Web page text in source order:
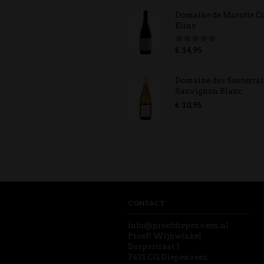
Domaine de Marotte
Eline
Gewaardeerd
€ 14,95
Domaine des
Sauvignon Blanc
€ 10,95
CONTACT
info@proefdiepenveen.nl
Proef! Wijnwinkel
Dorpsstraat 1
7431 CG Diepenveen